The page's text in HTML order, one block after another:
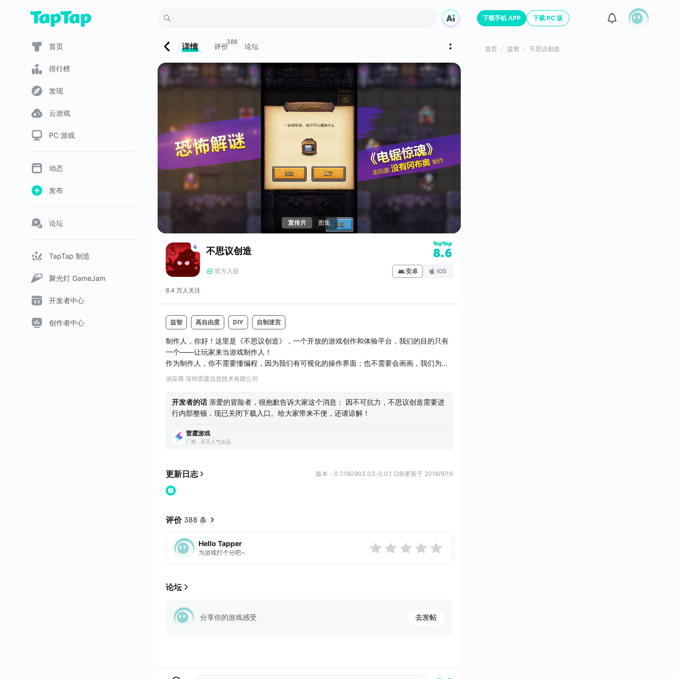
首页
排行榜
发现
云游戏
PC 游戏
动态
发布
论坛
TapTap 制造
聚光灯 GameJam
开发者中心
创作者中心
详情 评价
388
论坛
宣传片 图集
不思议创造 8.6
官方入驻 安卓 iOS
8.4 万人 关注
益智 高自由度 DIY 自制迷宫
制作人，你好！这里是《不思议创造》，一个开放的游戏创作和体验平台，我们的目的只有
一个——让玩家来当游戏制作人！
作为制作人，你不需要懂编程，因为我们有可视化的操作界面；也不需要会画画，我们为你
准备了充足的美术资源。总之，只要有想法，就能设计一款属于你的游戏。
搞怪的《是冈布奥就下100层》...绝对天马行空，让你欲罢不能！在这里，...
供应商 深圳雷霆信息技术有限公司
开发者的话 亲爱的冒险者，很抱歉告诉大家这个消息： 因不可抗力，不思议创造需要进
行内部整顿，现已关闭下载入口。给大家带来不便，还请谅解！
雷霆游戏
厂商 · 百万人气出品
更新日志 版本：0.7.180903.03-0.0.1 (28)更新于 2018/9/19
评价 388 条
Hello Tapper
为游戏打个分吧~
论坛
分享你的游戏感受 去发帖
下载手机 APP 下载 PC 版
首页 益智 不思议创造